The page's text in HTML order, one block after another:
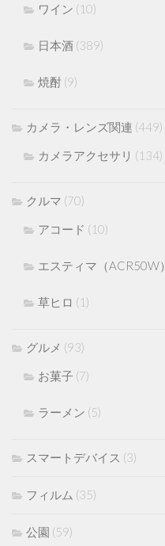
ワイン (10)
日本酒 (389)
焼酎 (9)
カメラ・レンズ関連 (449)
カメラアクセサリ (134)
クルマ (70)
アコード (10)
エスティマ（ACR50W）
草ヒロ (1)
グルメ (93)
お菓子 (7)
ラーメン (5)
スマートデバイス (3)
フィルム (35)
公園 (59)